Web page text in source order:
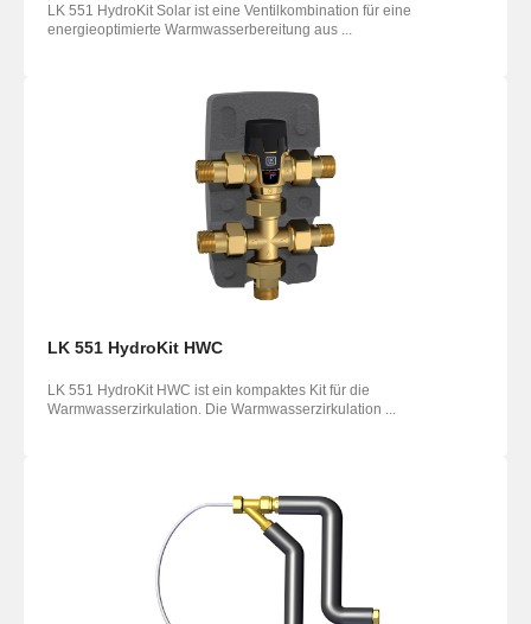
LK 551 HydroKit Solar ist eine Ventilkombination für eine
energieoptimierte Warmwasserbereitung aus ...
LK 551 HydroKit HWC
LK 551 HydroKit HWC ist ein kompaktes Kit für die
Warmwasserzirku­lation. Die Warmwasserzirkulation ...